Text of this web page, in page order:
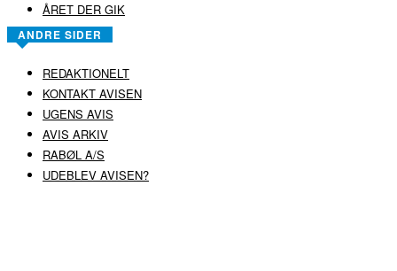
ÅRET DER GIK
ANDRE SIDER
REDAKTIONELT
KONTAKT AVISEN
UGENS AVIS
AVIS ARKIV
RABØL A/S
UDEBLEV AVISEN?